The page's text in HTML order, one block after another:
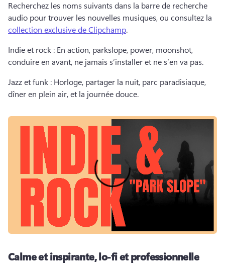
Recherchez les noms suivants dans la barre de recherche
audio pour trouver les nouvelles musiques, ou consultez la
collection exclusive de Clipchamp.
Indie et rock : En action, parkslope, power, moonshot,
conduire en avant, ne jamais s’installer et ne s’en va pas.
Jazz et funk : Horloge, partager la nuit, parc paradisiaque,
dîner en plein air, et la journée douce.
Calme et inspirante, lo-fi et professionnelle